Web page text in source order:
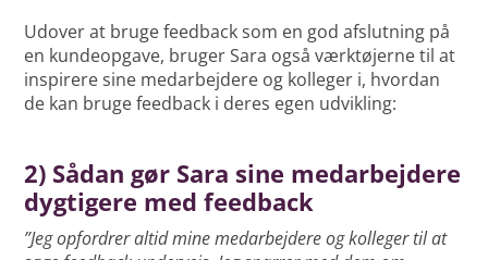
Udover at bruge feedback som en god afslutning på
en kundeopgave, bruger Sara også værktøjerne til at
inspirere sine medarbejdere og kolleger i, hvordan
de kan bruge feedback i deres egen udvikling:
2) Sådan gør Sara sine medarbejdere
dygtigere med feedback
”Jeg opfordrer altid mine medarbejdere og kolleger til at